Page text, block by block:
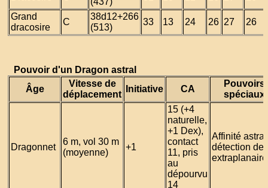
Grand
dracosire
C
38d12+266
(513)
33 13 24 26 27 26
Pouvoir d'un Dragon astral
Âge
Vitesse de
déplacement
Initiative CA
Pouvoirs
spéciaux
Dragonnet
6 m, vol 30 m
(moyenne)
+1
15 (+4
naturelle,
+1 Dex),
contact
11, pris
au
dépourvu
14
Affinité
détection des